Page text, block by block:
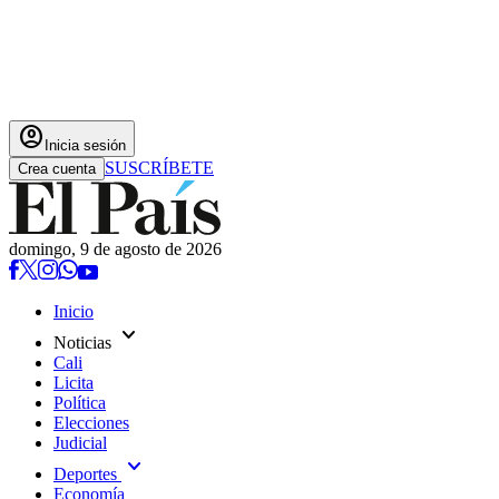
account_circle Inicia sesión
Crea cuenta SUSCRÍBETE
domingo, 9 de agosto de 2026
Inicio
Noticias expand_more
Cali
Licita
Política
Elecciones
Judicial
Deportes expand_more
Economía